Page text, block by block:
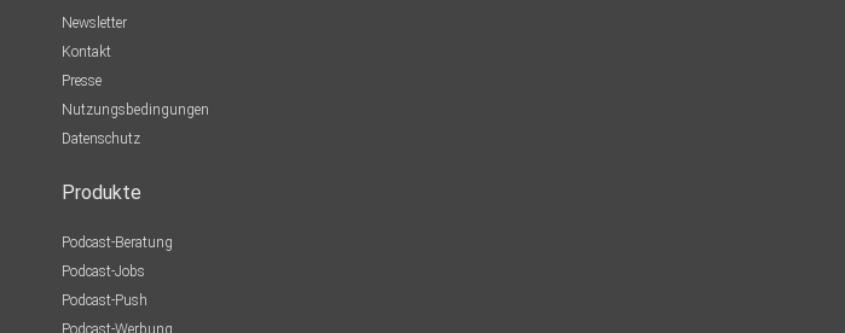
Newsletter
Kontakt
Presse
Nutzungsbedingungen
Datenschutz
Produkte
Podcast-Beratung
Podcast-Jobs
Podcast-Push
Podcast-Werbung